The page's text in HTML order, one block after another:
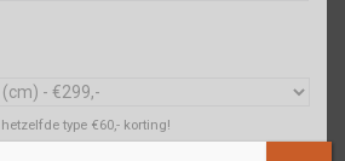
type €60,- korting!